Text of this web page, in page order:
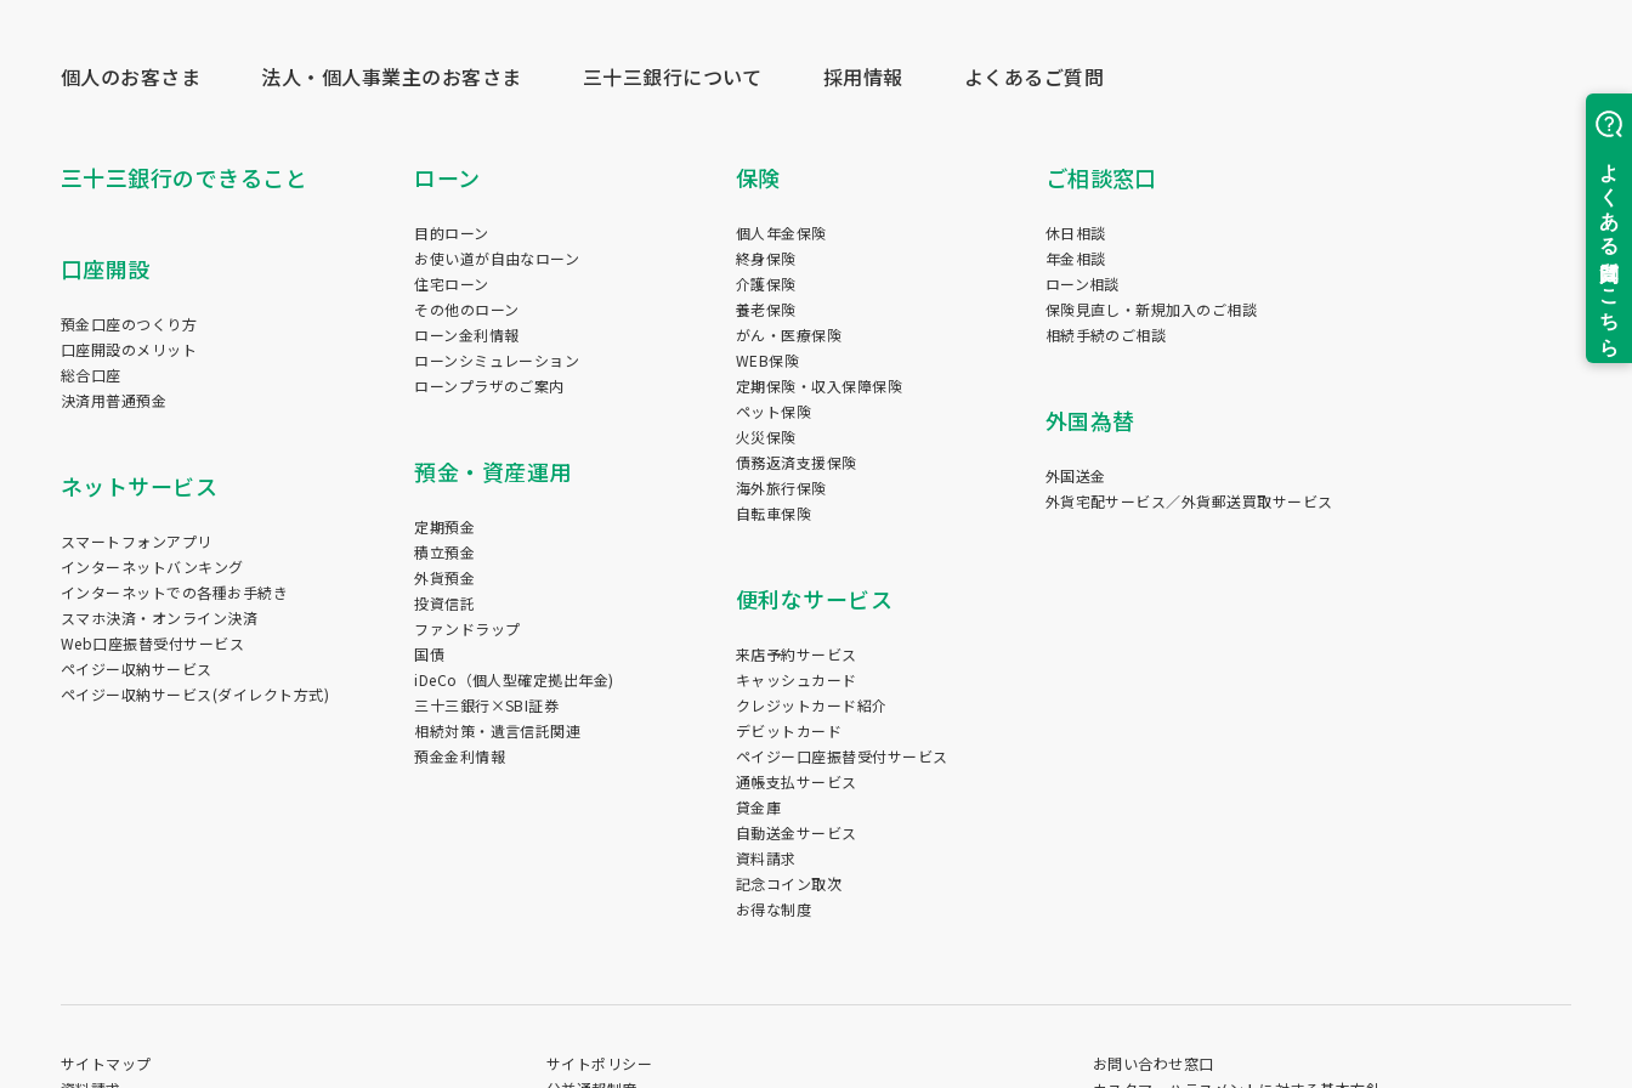
個人のお客さま 法人・個人事業主のお客さま 三十三銀行について 採用情報 よくあるご質問
三十三銀行のできること
口座開設
預金口座のつくり方
口座開設のメリット
総合口座
決済用普通預金
ネットサービス
スマートフォンアプリ
インターネットバンキング
インターネットでの各種お手続き
スマホ決済・オンライン決済
Web口座振替受付サービス
ペイジー収納サービス
ペイジー収納サービス(ダイレクト方式)
ローン
目的ローン
お使い道が自由なローン
住宅ローン
その他のローン
ローン金利情報
ローンシミュレーション
ローンプラザのご案内
預金・資産運用
定期預金
積立預金
外貨預金
投資信託
ファンドラップ
国債
iDeCo（個人型確定拠出年金)
三十三銀行×SBI証券
相続対策・遺言信託関連
預金金利情報
保険
個人年金保険
終身保険
介護保険
養老保険
がん・医療保険
WEB保険
定期保険・収入保障保険
ペット保険
火災保険
債務返済支援保険
海外旅行保険
自転車保険
便利なサービス
来店予約サービス
キャッシュカード
クレジットカード紹介
デビットカード
ペイジー口座振替受付サービス
通帳支払サービス
貸金庫
自動送金サービス
資料請求
記念コイン取次
お得な制度
ご相談窓口
休日相談
年金相談
ローン相談
保険見直し・新規加入のご相談
相続手続のご相談
外国為替
外国送金
外貨宅配サービス／外貨郵送買取サービス
サイトマップ サイトポリシー
お問い合わせ窓口